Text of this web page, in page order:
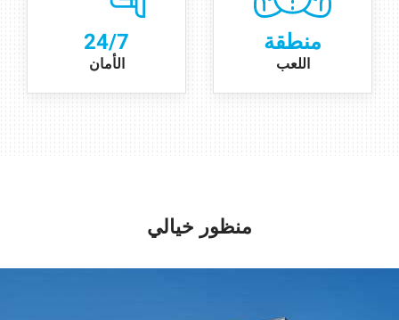
24/7
الأمان
منطقة
اللعب
منظور خيالي